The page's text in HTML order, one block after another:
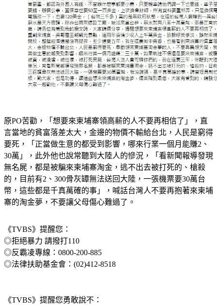
原PO苦勸，「想要來柬埔寨領高薪的人不要再相信了」，直
言當地的貧富落差太大，金邊的物價不輸給台北，人民是窮得
要死，「正當做生意的都受到影響，哪來行業一個月能賺2、
30萬」，此外他也說常聽到大陸人的慘況，「看新聞報導發現
無名屍，都是被騙來柬埔寨淘金，逃不出去被打死的、槍殺
的，目前有2、300骨灰罈無法送回大陸，一張機票要30萬台
幣，這些都是千真萬確的事」，喊話台灣人不要再抱著來柬埔
寨的淘金夢，不要讓父母傷心難過了。
《TVBS》提醒您：
◎拒絕暴力 請撥打110
◎反霸凌專線：0800-200-885
◎法律扶助基金會：(02)412-8518
《TVBS》提醒您勇敢說不：